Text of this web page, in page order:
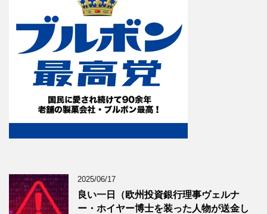
2025/06/17
良い一日（欧州投資銀行理事ヴェルナ
ー・ホイヤー博士を装った人物が送金し